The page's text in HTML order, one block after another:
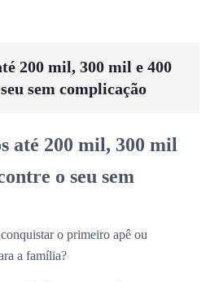
200 mil, 300 mil e 400
sem complicação
até 200 mil, 300 mil
o seu sem
o primeiro apê ou
a família?